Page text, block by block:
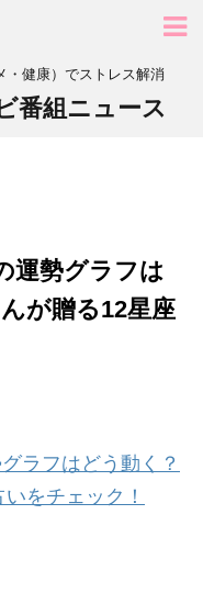
・健康）でストレス解消
番組ニュース
運勢グラフは
が贈る12星座
ラフはどう動く？
をチェック！